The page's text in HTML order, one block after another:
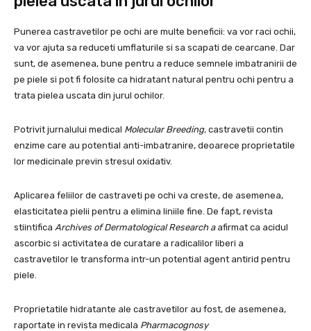
Punerea castravetilor pe ochi are multe beneficii: va vor raci ochii,
va vor ajuta sa reduceti umflaturile si sa scapati de cearcane. Dar
sunt, de asemenea, bune pentru a reduce semnele imbatranirii de
pe piele si pot fi folosite ca hidratant natural pentru ochi pentru a
trata pielea uscata din jurul ochilor.
Potrivit jurnalului medical Molecular Breeding, castravetii contin
enzime care au potential anti-imbatranire, deoarece proprietatile
lor medicinale previn stresul oxidativ.
Aplicarea feliilor de castraveti pe ochi va creste, de asemenea,
elasticitatea pielii pentru a elimina liniile fine. De fapt, revista
stiintifica Archives of Dermatological Research aafirmat ca acidul
ascorbic si activitatea de curatare a radicalilor liberi a
castravetilor le transforma intr-un potential agent antirid pentru
piele.
Proprietatile hidratante ale castravetilor au fost, de asemenea,
raportate in revista medicala Pharmacognosy